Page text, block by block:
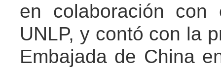
en colaboración
UNLP, y contó con la
Embajada de China